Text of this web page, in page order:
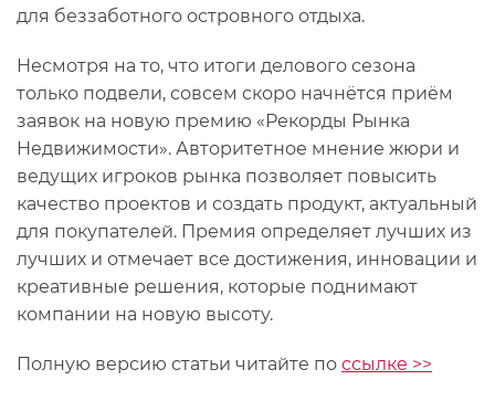
для беззаботного островного отдыха.
Несмотря на то, что итоги делового сезона
только подвели, совсем скоро начнётся приём
заявок на новую премию «Рекорды Рынка
Недвижимости». Авторитетное мнение жюри и
ведущих игроков рынка позволяет повысить
качество проектов и создать продукт, актуальный
для покупателей. Премия определяет лучших из
лучших и отмечает все достижения, инновации и
креативные решения, которые поднимают
компании на новую высоту.
Полную версию статьи читайте по ссылке >>